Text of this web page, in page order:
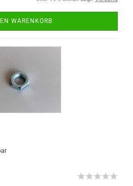
WARENKORB